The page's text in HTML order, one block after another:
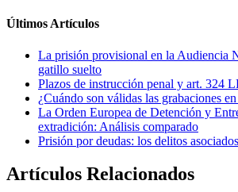
Últimos Artículos
La prisión provisional en la Audiencia
gatillo suelto
Plazos de instrucción penal y art. 324
¿Cuándo son válidas las grabaciones
La Orden Europea de Detención y
extradición: Análisis comparado
Prisión por deudas: los delitos
Artículos Relacionados